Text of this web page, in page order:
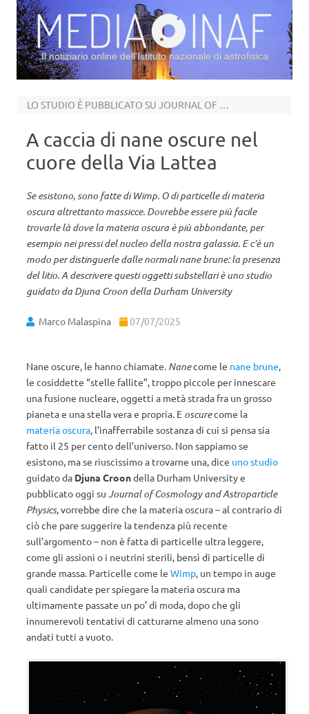
Il notiziario online dell’Istituto nazionale di astrofisica
LO STUDIO È PUBBLICATO SU JOURNAL OF COSMOLOGY AND ASTROPARTICLE PHYSICS
A caccia di nane oscure nel
cuore della Via Lattea
Se esistono, sono fatte di Wimp. O di particelle di materia
oscura altrettanto massicce. Dovrebbe essere più facile
trovarle là dove la materia oscura è più abbondante, per
esempio nei pressi del nucleo della nostra galassia. E c’è un
modo per distinguerle dalle normali nane brune: la presenza
del litio. A descrivere questi oggetti substellari è uno studio
guidato da Djuna Croon della Durham University
Marco Malaspina 07/07/2025
Nane oscure, le hanno chiamate. Nanecome le nane brune,
le cosiddette “stelle fallite”, troppo piccole per innescare
una fusione nucleare, oggetti a metà strada fra un grosso
pianeta e una stella vera e propria. E oscurecome la
materia oscura, l’inafferrabile sostanza di cui si pensa sia
fatto il 25 per cento dell’universo. Non sappiamo se
esistono, ma se riuscissimo a trovarne una, dice uno studio
guidato da Djuna Croondella Durham University e
pubblicato oggi su Journal of Cosmology and Astroparticle
Physics, vorrebbe dire che la materia oscura – al contrario di
ciò che pare suggerire la tendenza più recente
sull’argomento – non è fatta di particelle ultra leggere,
come gli assioni o i neutrini sterili, bensì di particelle di
grande massa. Particelle come le Wimp, un tempo in auge
quali candidate per spiegare la materia oscura ma
ultimamente passate un po’ di moda, dopo che gli
innumerevoli tentativi di catturarne almeno una sono
andati tutti a vuoto.